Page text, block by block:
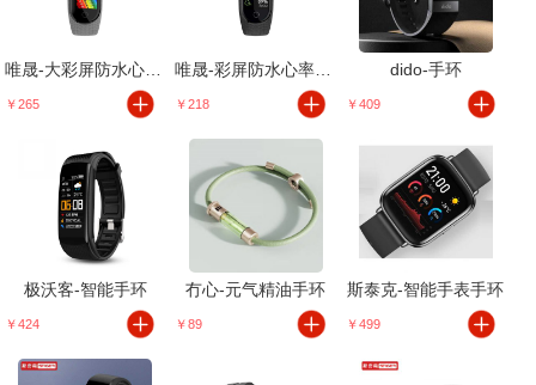
￥265 ￥218
dido-手环
￥409
极沃客-智能手环
￥424
冇心-元气精油手环
￥89
斯泰克-智能手表手环
￥499